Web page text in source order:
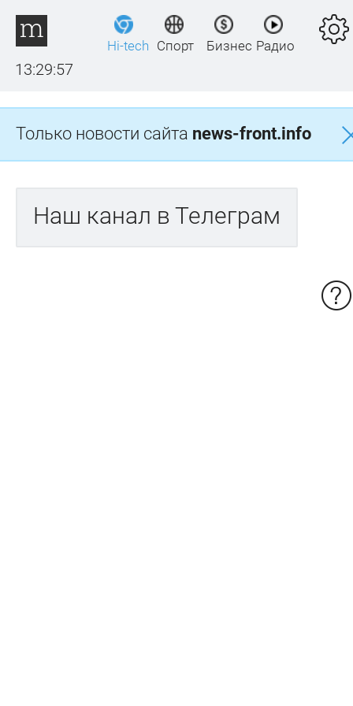
13:29:57
Hi-tech Спорт Бизнес Радио
Только новости сайта news-front.info
Наш канал в Телеграм